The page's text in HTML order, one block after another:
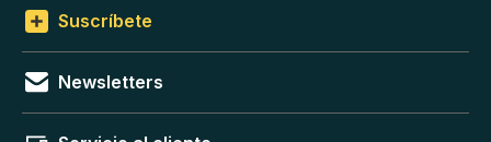
Suscríbete
Newsletters